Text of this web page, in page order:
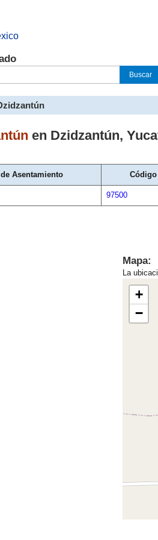
en Dzidzantún,
Asentamiento Código
97500
Mapa:
La
+
−